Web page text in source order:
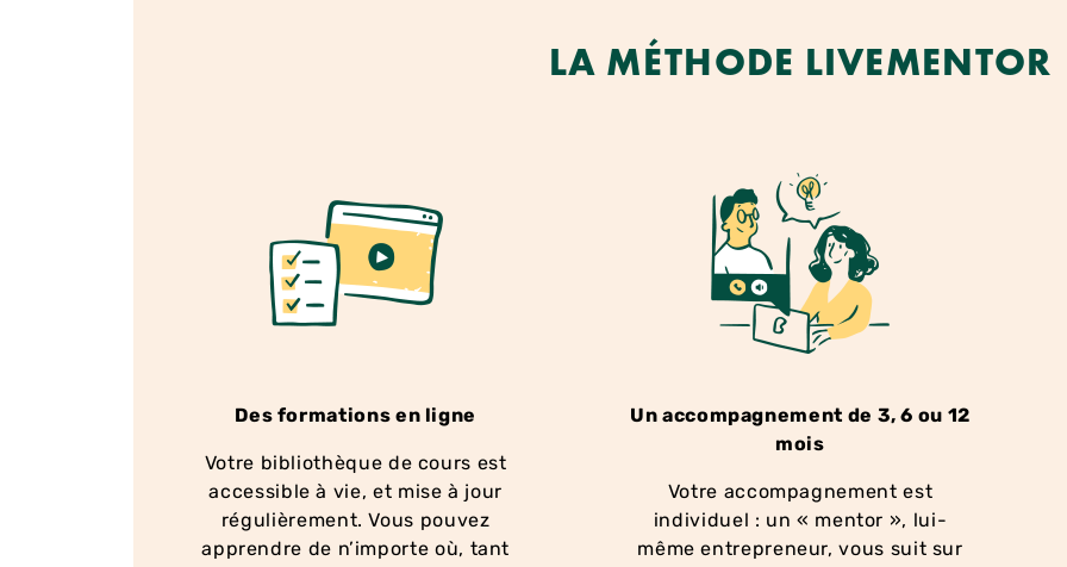
LA MÉTHODE LIVEMENTOR
Des formations en ligne
Votre bibliothèque de cours est
accessible à vie, et mise à jour
régulièrement. Vous pouvez
apprendre de n’importe où, tant
Un accompagnement de 3, 6 ou 12
mois
Votre accompagnement est
individuel : un « mentor », lui-
même entrepreneur, vous suit sur